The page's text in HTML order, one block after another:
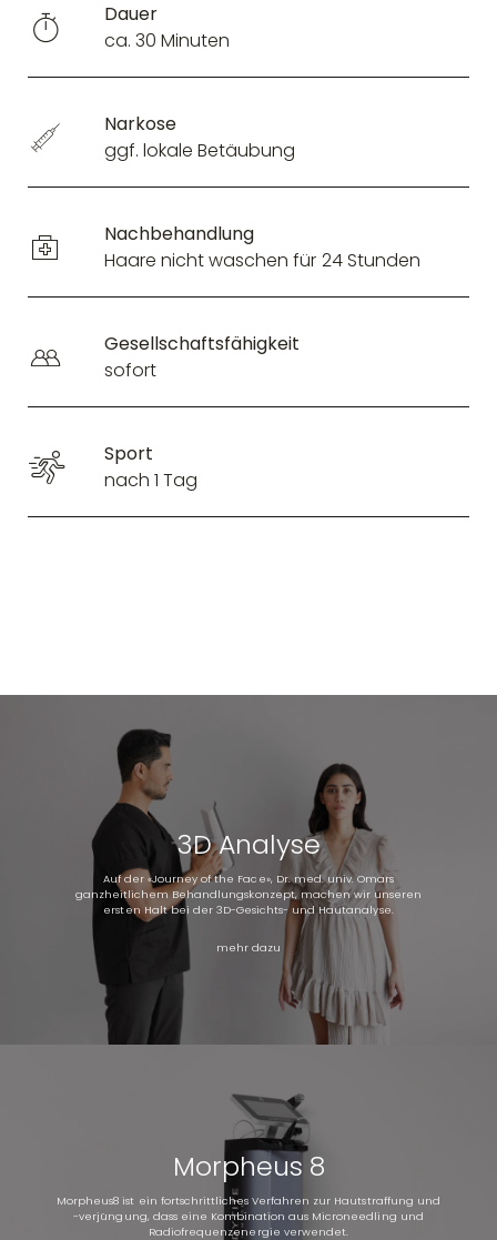
Dauer
ca. 30 Minuten
Narkose
ggf. lokale Betäubung
Nachbehandlung
Haare nicht waschen für 24 Stunden
Gesellschaftsfähigkeit
sofort
Sport
nach 1 Tag
3D Analyse
Auf der «Journey of the Face», Dr. med. univ. Omars
ganzheitlichem Behandlungskonzept, machen wir unseren
ersten Halt bei der 3D-Gesichts- und Hautanalyse.
mehr dazu
Morpheus 8
Morpheus8 ist ein fortschrittliches Verfahren zur Hautstraffung und
-verjüngung, dass eine Kombination aus Microneedling und
Radiofrequenzenergie verwendet.